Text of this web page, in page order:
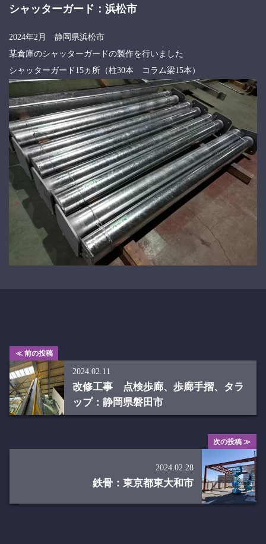
シャッターガード：浜松市
2024年2月 静岡県浜松市
某倉庫のシャッターガードの製作を行いました
シャッターガード15ヵ所（柱30本 コラム梁15本）
≪ 前の投稿
2024.02.11
改修工事 点検歩廊、歩廊手摺、タラ
ップ：静岡県磐田市
次の投稿 ≫
2024.02.28
鉄骨：東京都東大和市